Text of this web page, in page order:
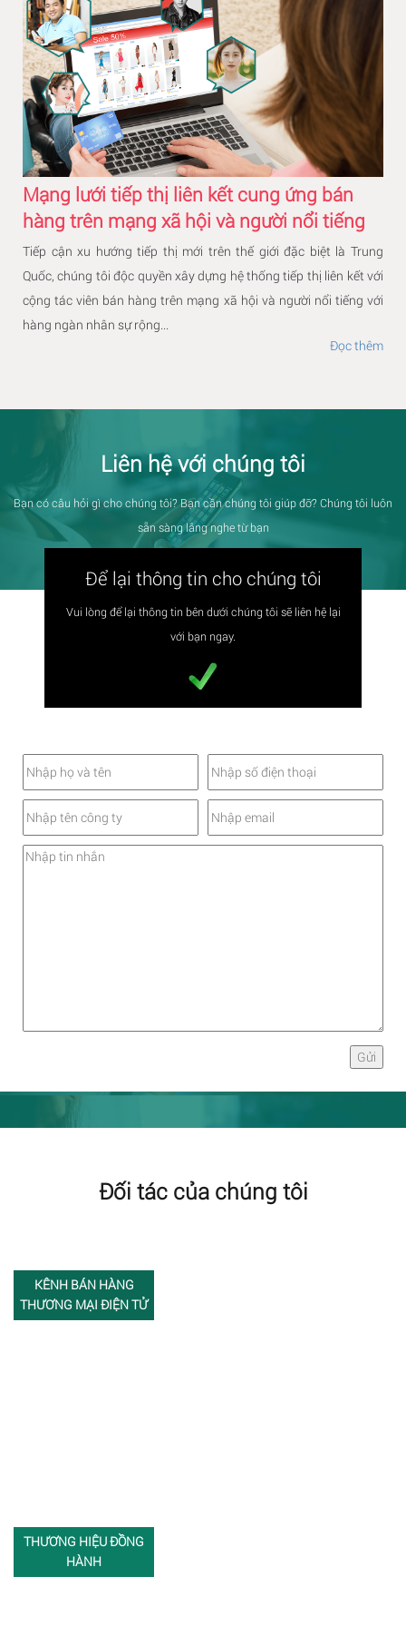
Mạng lưới tiếp thị liên kết cung ứng bán
hàng trên mạng xã hội và người nổi tiếng
Tiếp cận xu hướng tiếp thị mới trên thế giới đặc biệt là Trung
Quốc, chúng tôi độc quyền xây dựng hệ thống tiếp thị liên kết với
cộng tác viên bán hàng trên mạng xã hội và người nổi tiếng với
hàng ngàn nhân sự rộng...
Đọc thêm
Liên hệ với chúng tôi
Bạn có câu hỏi gì cho chúng tôi? Bạn cần chúng tôi giúp đỡ? Chúng tôi luôn
sẵn sàng lắng nghe từ bạn
Để lại thông tin cho chúng tôi
Vui lòng để lại thông tin bên dưới chúng tôi sẽ liên hệ lại
với bạn ngay.
Đối tác của chúng tôi
KÊNH BÁN HÀNG
THƯƠNG MẠI ĐIỆN TỬ
THƯƠNG HIỆU ĐỒNG
HÀNH